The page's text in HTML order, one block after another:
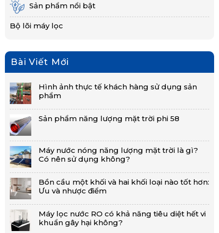
Sản phẩm nổi bật
Bộ lõi máy lọc
Bài Viết Mới
Hình ảnh thực tế khách hàng sử dụng sản
phẩm
Sản phẩm năng lượng mặt trời phi 58
Máy nước nóng năng lượng mặt trời là gì?
Có nên sử dụng không?
Bồn cầu một khối và hai khối loại nào tốt hơn:
Ưu và nhược điểm
Máy lọc nước RO có khả năng tiêu diệt hết vi
khuẩn gây hại không?